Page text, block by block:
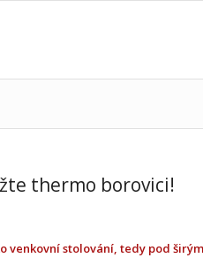
thermo borovici!
venkovní stolování, tedy pod